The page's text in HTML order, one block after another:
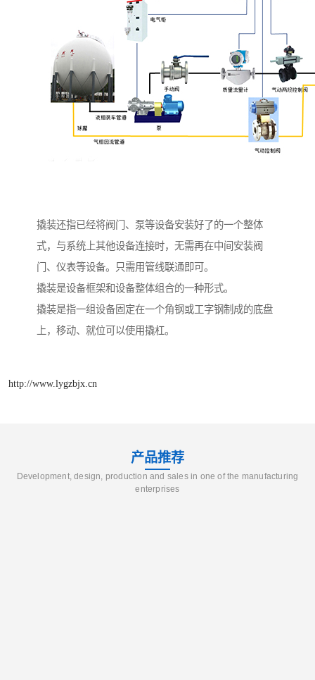
撬装还指已经将阀门、泵等设备安装好了的一个整体
式，与系统上其他设备连接时，无需再在中间安装阀
门、仪表等设备。只需用管线联通即可。
撬装是设备框架和设备整体组合的一种形式。
撬装是指一组设备固定在一个角钢或工字钢制成的底盘
上，移动、就位可以使用撬杠。
http://www.lygzbjx.cn
产品推荐
Development, design, production and sales in one of the manufacturing
enterprises